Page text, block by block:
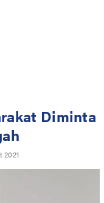
Diminta
2021